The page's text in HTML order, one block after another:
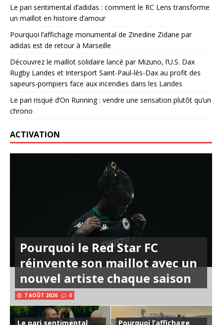
Le pari sentimental d’adidas : comment le RC Lens transforme
un maillot en histoire d’amour
Pourquoi l’affichage monumental de Zinedine Zidane par
adidas est de retour à Marseille
Découvrez le maillot solidaire lancé par Mizuno, l’U.S. Dax
Rugby Landes et Intersport Saint-Paul-lès-Dax au profit des
sapeurs-pompiers face aux incendies dans les Landes
Le pari risqué d’On Running : vendre une sensation plutôt qu’un
chrono
ACTIVATION
Pourquoi le Red Star FC
réinvente son maillot avec un
nouvel artiste chaque saison
7 AOÛT 2026 0
Le pari sentimental
Pourquoi l’affichage